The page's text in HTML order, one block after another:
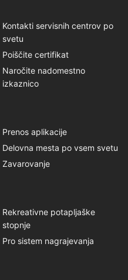
Kontakti servisnih centrov po
svetu
Poiščite certifikat
Naročite nadomestno
izkaznico
Prenos aplikacije
Delovna mesta po vsem svetu
Zavarovanje
Rekreativne potapljaške
stopnje
Pro sistem nagrajevanja